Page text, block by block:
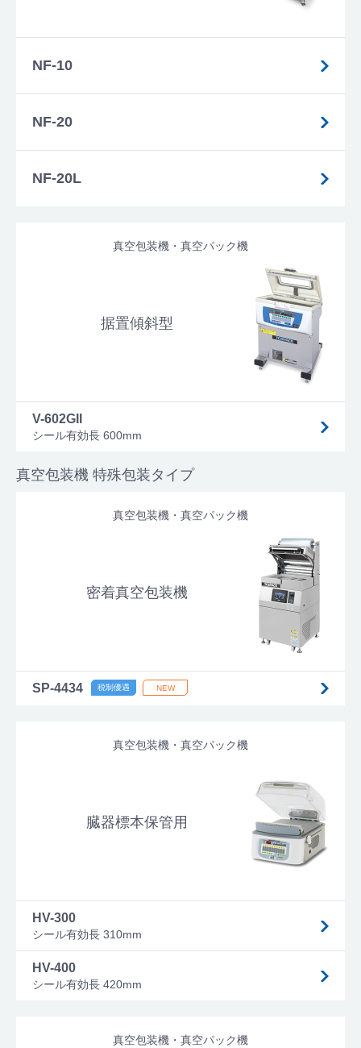
NF-10
NF-20
NF-20L
真空包装機・真空パック機
据置傾斜型
V-602GII
シール有効長 600mm
真空包装機 特殊包装タイプ
真空包装機・真空パック機
密着真空包装機
SP-4434
真空包装機・真空パック機
臓器標本保管用
HV-300
シール有効長 310mm
HV-400
シール有効長 420mm
真空包装機・真空パック機